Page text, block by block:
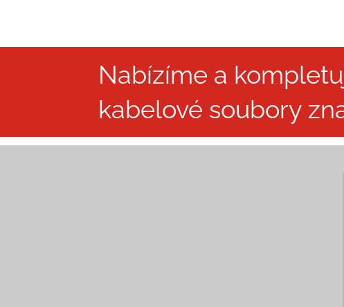
Nabízíme a
kabelové soubory